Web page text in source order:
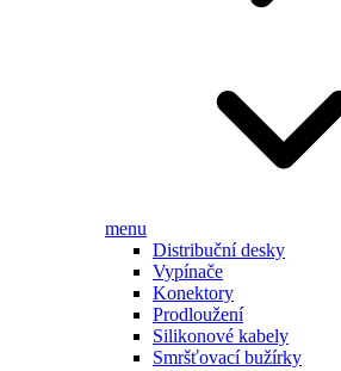
menu
Distribuční desky
Vypínače
Konektory
Prodloužení
Silikonové kabely
Smršťovací bužírky